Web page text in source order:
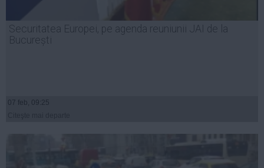
Securitatea Europei, pe agenda reuniunii JAI de la
București
07 feb, 09:25